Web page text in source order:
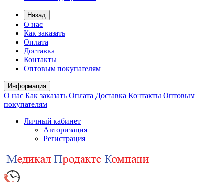
Назад
О нас
Как заказать
Оплата
Доставка
Контакты
Оптовым покупателям
Информация
О нас Как заказать Оплата Доставка Контакты Оптовым
покупателям
Личный кабинет
Авторизация
Регистрация